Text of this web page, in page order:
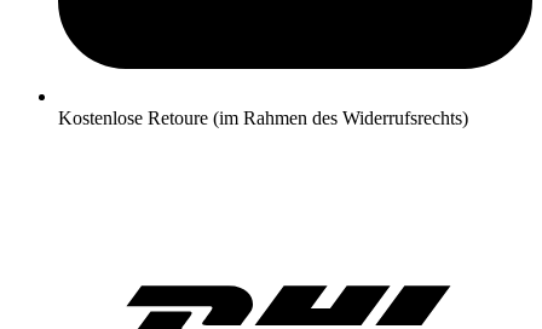
Kostenlose Retoure (im Rahmen des Widerrufsrechts)